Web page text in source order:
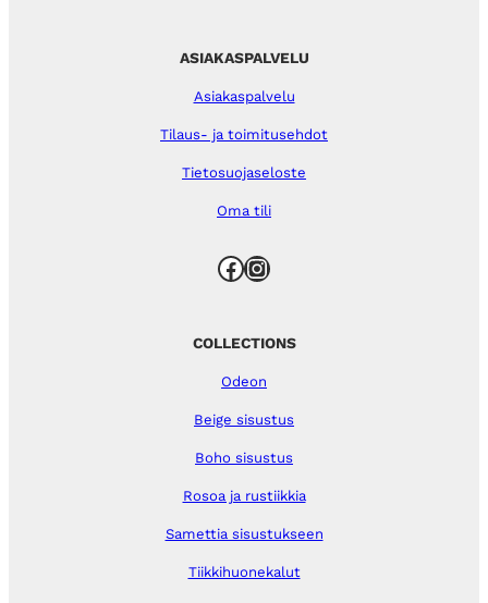
ASIAKASPALVELU
Asiakaspalvelu
Tilaus- ja toimitusehdot
Tietosuojaseloste
Oma tili
Facebook Instagram
COLLECTIONS
Odeon
Beige sisustus
Boho sisustus
Rosoa ja rustiikkia
Samettia sisustukseen
Tiikkihuonekalut